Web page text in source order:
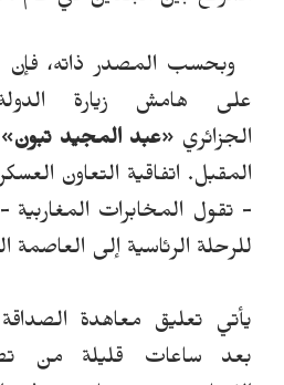
وبحسب المصدر ذاته، فإن
على هامش زيارة
الجزائري «عبد المجيد تبون»
المقبل. اتفاقية التعاون
- تقول المخابرات
للرحلة الرئاسية إلى العاصمة
يأتي تعليق معاهدة الصداقة
بعد ساعات قليلة من